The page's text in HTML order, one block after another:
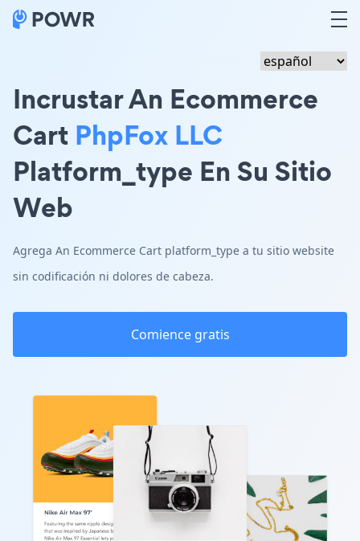
Incrustar An Ecommerce
Cart PhpFox LLC
Platform_type En Su Sitio
Web
Agrega An Ecommerce Cart platform_type a tu sitio website
sin codificación ni dolores de cabeza.
Comience gratis